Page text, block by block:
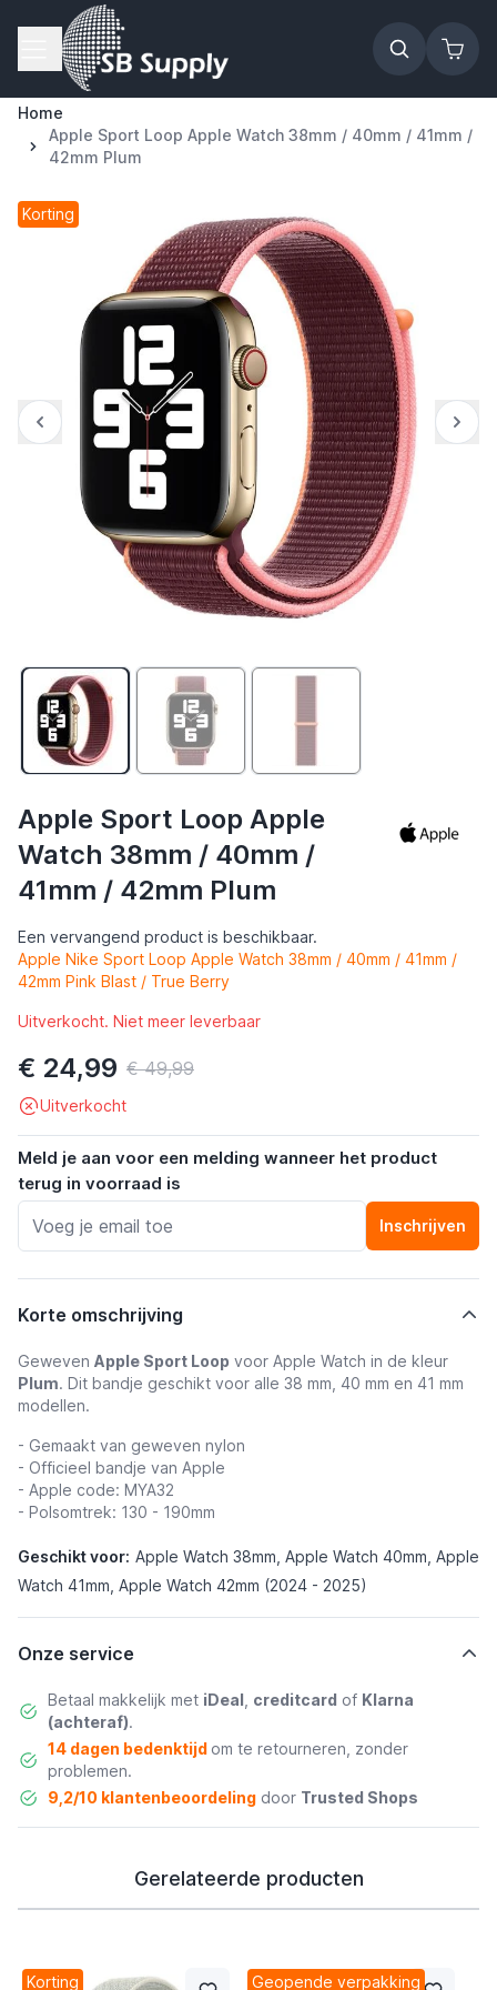
Ga naar de inhoud
Home
Apple Sport Loop Apple Watch 38mm / 40mm / 41mm /
42mm Plum
Korting
Apple Sport Loop Apple
Watch 38mm / 40mm /
41mm / 42mm Plum
Een vervangend product is beschikbaar.
Apple Nike Sport Loop Apple Watch 38mm / 40mm / 41mm /
42mm Pink Blast / True Berry
Uitverkocht. Niet meer leverbaar
€ 24,99 € 49,99
Uitverkocht
Meld je aan voor een melding wanneer het product
terug in voorraad is
Inschrijven
Korte omschrijving
Geweven Apple Sport Loop voor Apple Watch in de kleur
Plum. Dit bandje geschikt voor alle 38 mm, 40 mm en 41 mm
modellen.
- Gemaakt van geweven nylon
- Officieel bandje van Apple
- Apple code: MYA32
- Polsomtrek: 130 - 190mm
Geschikt voor: Apple Watch 38mm, Apple Watch 40mm, Apple
Watch 41mm, Apple Watch 42mm (2024 - 2025)
Onze service
Betaal makkelijk met iDeal creditcard of Klarna
(achteraf).
14 dagen bedenktijd om te retourneren, zonder
problemen.
9,2/10 klantenbeoordelingdoor Trusted Shops
Gerelateerde producten
Korting Geopende verpakking